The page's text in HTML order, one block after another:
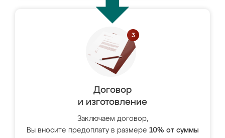
Договор
и изготовление
Заключаем договор,
Вы вносите предоплату в размере 10% от суммы